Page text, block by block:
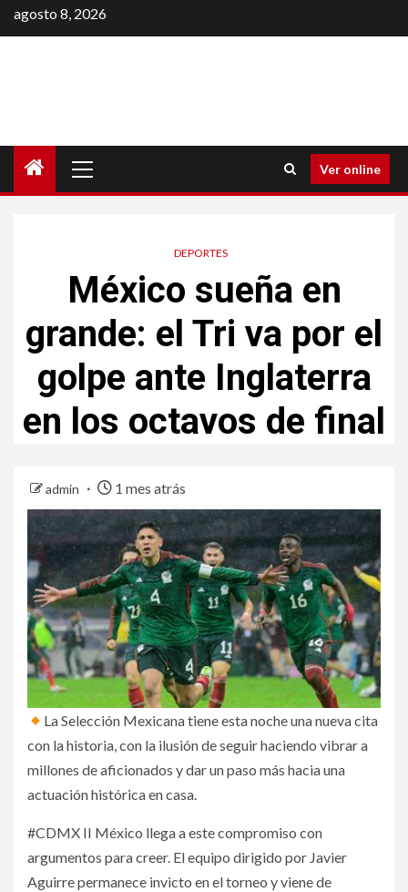
Saltar
al
agosto 8, 2026
principal
Ver online
DEPORTES
México sueña en
grande: el Tri va por el
golpe ante Inglaterra
en los octavos de final
admin 1 mes atrás
La Selección Mexicana tiene esta noche una nueva cita
con la historia, con la ilusión de seguir haciendo vibrar a
millones de aficionados y dar un paso más hacia una
actuación histórica en casa.
#CDMX II México llega a este compromiso con
argumentos para creer. El equipo dirigido por Javier
Aguirre permanece invicto en el torneo y viene de